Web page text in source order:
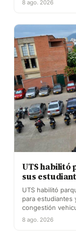
8 ago. 2026
UTS habilitó
sus
UTS habilitó
para estudiantes
congestión
8 ago. 2026